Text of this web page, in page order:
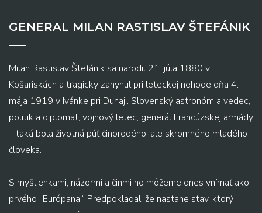
GENERAL MILAN RASTISLAV ŠTEFÁNIK
Milan Rastislav Štefánik sa narodil 21. júla 1880 v
Košariskách a tragicky zahynul pri leteckej nehode dňa 4.
mája 1919 v Ivánke pri Dunaji. Slovenský astronóm a vedec,
politik a diplomat, vojnový letec, generál Francúzskej armády
– taká bola životná púť činorodého, ale skromného mladého
človeka.
S myšlienkami, názormi a činmi ho môžeme dnes vnímať ako
prvého „Európana“. Predpokladal, že nastane stav, ktorý